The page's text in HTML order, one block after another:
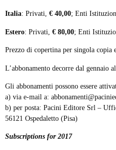
Italia: Privati, € 40,00; Enti
Estero: Privati, € 80,00; Enti
Prezzo di copertina per singola copia
L’abbonamento decorre dal gennaio
Gli abbonamenti possono essere
a) via e-mail a:
b) per posta: Pacini Editore Srl –
56121 Ospedaletto (Pisa)
Subscriptions for 2017